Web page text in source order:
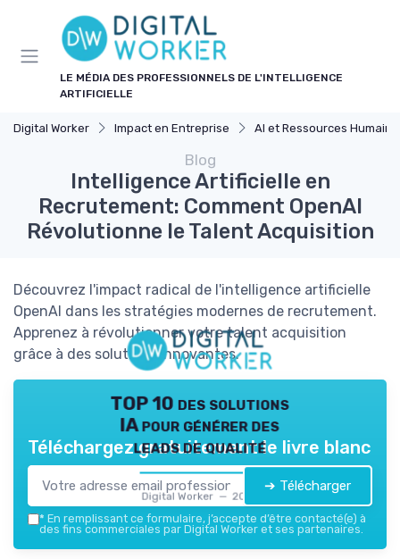
LE MÉDIA DES PROFESSIONNELS DE L'INTELLIGENCE
ARTIFICIELLE
Digital Worker Impact en Entreprise AI et Ressources
Blog
Intelligence Artificielle en
Recrutement: Comment OpenAI
Révolutionne le Talent Acquisition
Découvrez l'impact radical de l'intelligence artificielle
OpenAI dans les stratégies modernes de recrutement.
Apprenez à révolutionner votre talent acquisition
grâce à des solutions innovantes.
TOP 10 des solutions
IA pour générer des
leads de qualité
Digital Worker — 2026
Téléchargez gratuitement le livre blanc
➔ Télécharger
* En remplissant ce formulaire, j’accepte d’être contacté(e) à
des fins commerciales par Digital Worker et ses partenaires.